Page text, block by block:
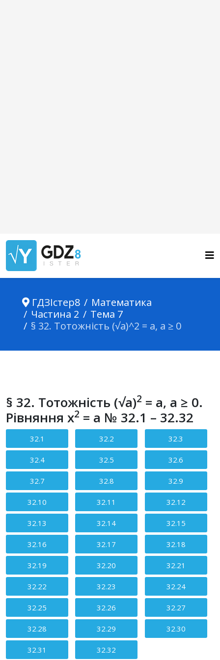
ГДЗІстер8
Математика
Частина 2
Тема 7
§ 32. Тотожність (√a)^2 = a, a ≥ 0
§ 32. Тотожність (√a)2 = a, a ≥ 0.
Рівняння x2 = a № 32.1 – 32.32
32.1 32.2 32.3
32.4 32.5 32.6
32.7 32.8 32.9
32.10 32.11 32.12
32.13 32.14 32.15
32.16 32.17 32.18
32.19 32.20 32.21
32.22 32.23 32.24
32.25 32.26 32.27
32.28 32.29 32.30
32.31 32.32